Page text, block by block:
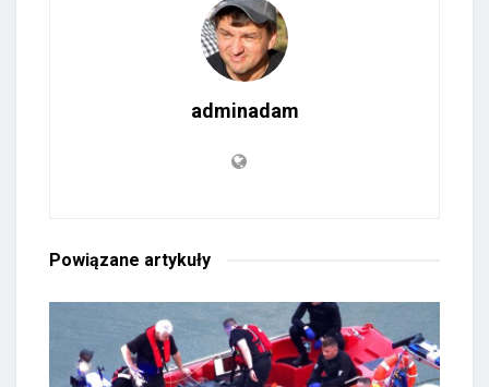
adminadam
Powiązane artykuły